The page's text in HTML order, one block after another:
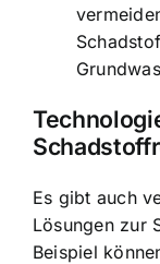
Es gibt auch
Lösungen zur
Beispiel